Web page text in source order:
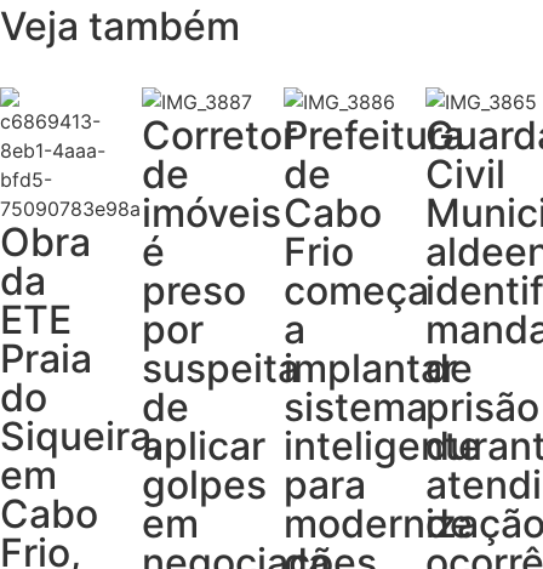
Veja também
Obra
da
ETE
Praia
do
Siqueira,
em
Cabo
Frio,
Corretor
de
imóveis
é
preso
por
suspeita
de
aplicar
golpes
em
Prefeitura
de
Cabo
Frio
começa
a
implantar
sistema
inteligente
para
Civil
de
prisão
de